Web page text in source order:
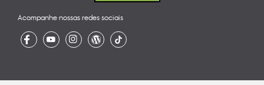
Acompanhe nossas redes sociais